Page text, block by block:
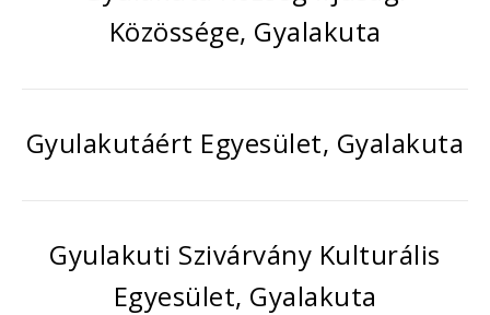
Közössége, Gyalakuta
Gyulakutáért Egyesület, Gyalakuta
Gyulakuti Szivárvány Kulturális
Egyesület, Gyalakuta